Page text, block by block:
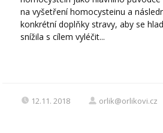
na vyšetření homocysteinu a
konkrétní doplňky stravy, aby se
snížila s cílem vyléčit...
12.11. 2018 orlik@orlikovi.cz